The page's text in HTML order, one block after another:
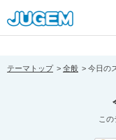
[pear_error:
prefix="" info=""]
テーマトップ 全般 今日の
こ